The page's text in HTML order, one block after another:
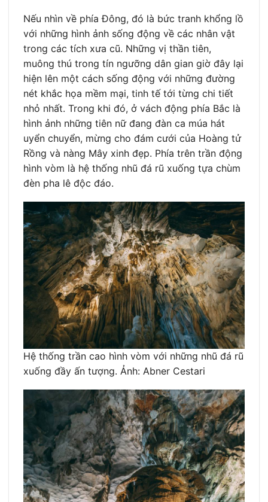
Nếu nhìn về phía Đông, đó là bức tranh khổng lồ
với những hình ảnh sống động về các nhân vật
trong các tích xưa cũ. Những vị thần tiên,
muông thú trong tín ngưỡng dân gian giờ đây lại
hiện lên một cách sống động với những đường
nét khắc họa mềm mại, tinh tế tới từng chi tiết
nhỏ nhất. Trong khi đó, ở vách động phía Bắc là
hình ảnh những tiên nữ đang đàn ca múa hát
uyển chuyển, mừng cho đám cưới của Hoàng tử
Rồng và nàng Mây xinh đẹp. Phía trên trần động
hình vòm là hệ thống nhũ đá rũ xuống tựa chùm
đèn pha lê độc đáo.
Hệ thống trần cao hình vòm với những nhũ đá rũ
xuống đầy ấn tượng. Ảnh: Abner Cestari